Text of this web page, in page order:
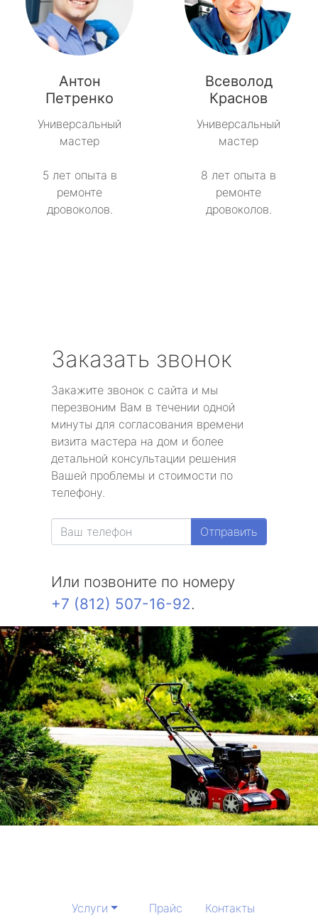
Антон
Петренко
Универсальный
мастер
5 лет опыта в
ремонте
дровоколов.
Всеволод
Краснов
Универсальный
мастер
8 лет опыта в
ремонте
дровоколов.
Заказать звонок
Закажите звонок с сайта и мы
перезвоним Вам в течении одной
минуты для согласования времени
визита мастера на дом и более
детальной консультации решения
Вашей проблемы и стоимости по
телефону.
Отправить
Или позвоните по номеру
+7 (812) 507-16-92.
Услуги Прайс Контакты